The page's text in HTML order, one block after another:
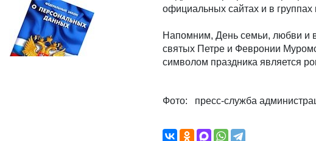
официальных сайтах и в группах
Напомним, День семьи, любви и
святых Петре и Февронии
символом праздника является
Фото: пресс-служба